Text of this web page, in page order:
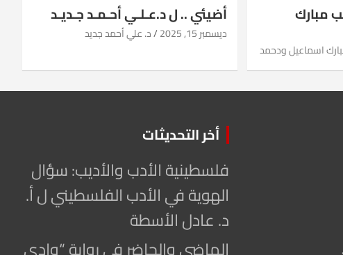
مبارك
اسماعيل ودحمد
أضيئي .. ل د.عـلـي أحـمـد جـديـد
ديسمبر 15, 2025 د. علي أحمد جديد
أخر التحديثات
فلسطينية الأدب والأديب: سؤال
الهوية في الأدب الفلسطيني ل أ.
د. عادل الأسطة
الماضي والحاضر في رواية “وادي